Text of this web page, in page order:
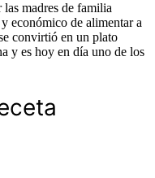
las madres de familia
económico de alimentar a
convirtió en un plato
y es hoy en día uno de los